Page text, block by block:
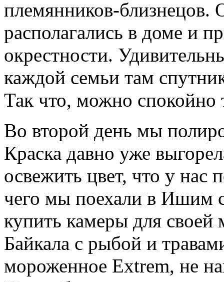
племянников-близнецов.
располагались в доме и
окрестности.
каждой семьи там
Так что, можно спокойно
Во второй день мы
Краска давно уже
освежить цвет, что у нас
чего мы поехали в Ишим
купить камеры для
Байкала с рыбой и
мороженное Extrem, не